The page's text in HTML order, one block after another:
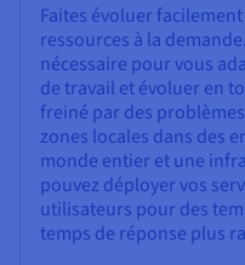
Faites évoluer
ressources à la
nécessaire pour vous
de travail et évoluer en
freiné par des
zones locales dans des
monde entier et une
pouvez déployer vos
utilisateurs pour des
temps de réponse plus